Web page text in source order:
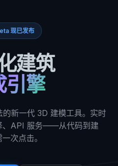
现已发布
建筑
引擎
新一代 3D 建模工具。实时
、API 服务——从代码到建
次点击。